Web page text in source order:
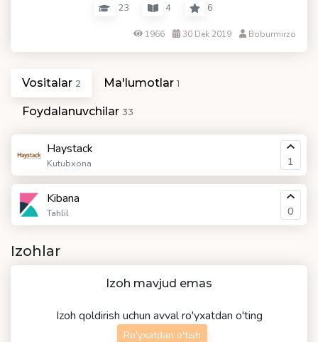
23 4 6
1966 30 Dek 2019 Boburmirzo
Vositalar 2 Ma'lumotlar1
Foydalanuvchilar 33
Haystack
Kutubxona 1
Kibana
Tahlil 0
Izohlar
Izoh mavjud emas
Izoh qoldirish uchun avval ro'yxatdan o'ting
Ro'yxatdan o'tish